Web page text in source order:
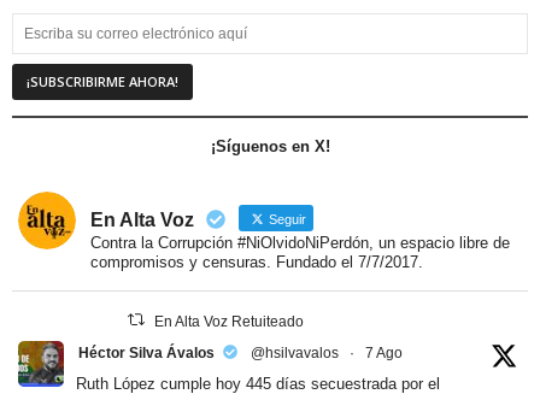
¡Síguenos en X!
En Alta Voz Seguir
Contra la Corrupción #NiOlvidoNiPerdón, un espacio libre de
compromisos y censuras. Fundado el 7/7/2017.
En Alta Voz Retuiteado
Héctor Silva Ávalos
@hsilvavalos · 7 Ago
Ruth López cumple hoy 445 días secuestrada por el